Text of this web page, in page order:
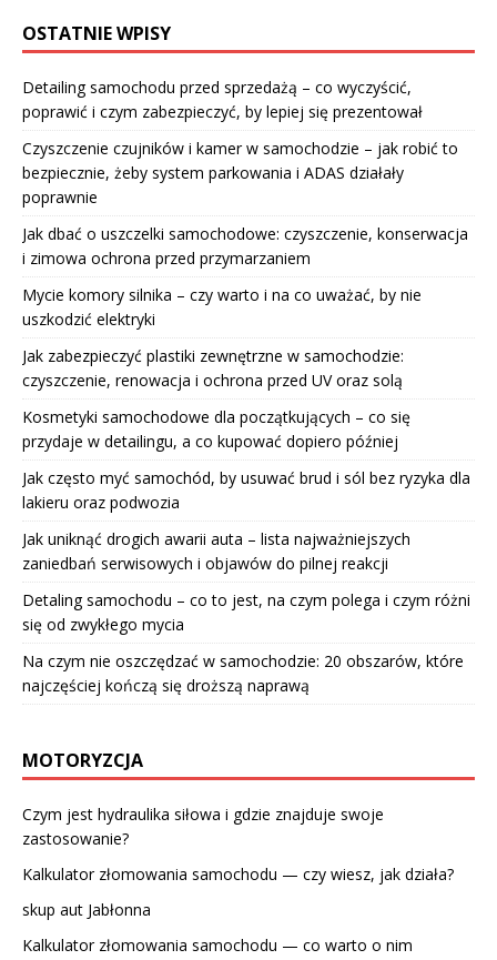
OSTATNIE WPISY
Detailing samochodu przed sprzedażą – co wyczyścić,
poprawić i czym zabezpieczyć, by lepiej się prezentował
Czyszczenie czujników i kamer w samochodzie – jak robić to
bezpiecznie, żeby system parkowania i ADAS działały
poprawnie
Jak dbać o uszczelki samochodowe: czyszczenie, konserwacja
i zimowa ochrona przed przymarzaniem
Mycie komory silnika – czy warto i na co uważać, by nie
uszkodzić elektryki
Jak zabezpieczyć plastiki zewnętrzne w samochodzie:
czyszczenie, renowacja i ochrona przed UV oraz solą
Kosmetyki samochodowe dla początkujących – co się
przydaje w detailingu, a co kupować dopiero później
Jak często myć samochód, by usuwać brud i sól bez ryzyka dla
lakieru oraz podwozia
Jak uniknąć drogich awarii auta – lista najważniejszych
zaniedbań serwisowych i objawów do pilnej reakcji
Detaling samochodu – co to jest, na czym polega i czym różni
się od zwykłego mycia
Na czym nie oszczędzać w samochodzie: 20 obszarów, które
najczęściej kończą się droższą naprawą
MOTORYZCJA
Czym jest hydraulika siłowa i gdzie znajduje swoje
zastosowanie?
Kalkulator złomowania samochodu — czy wiesz, jak działa?
skup aut Jabłonna
Kalkulator złomowania samochodu — co warto o nim